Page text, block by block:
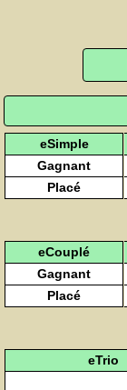
eSimple
Gagnant
Placé
eCouplé
Gagnant
Placé
eTrio